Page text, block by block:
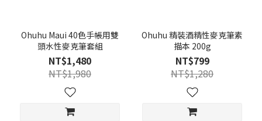
Ohuhu Maui 40色手帳用雙
頭水性麥克筆套組
NT$1,480
NT$1,980
Ohuhu 精裝酒精性麥克筆素
描本 200g
NT$799
NT$1,280